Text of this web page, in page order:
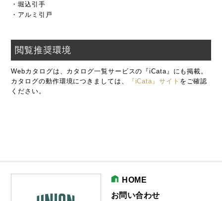
・堀込引手
・アルミ引戸
閲覧推奨環境
Webカタログは、カタログ一覧サービスの『iCata』にも掲載。
カタログの動作環境につきましては、
『iCata』サイト をご確認
ください。
HOME
お問い合わせ